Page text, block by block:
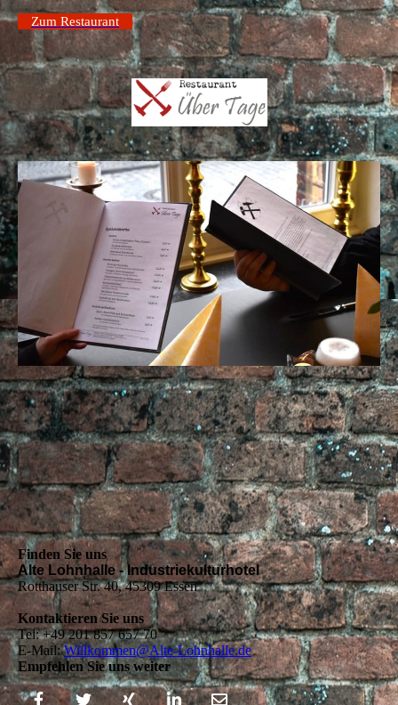
Zum Restaurant
Finden Sie uns
Alte Lohnhalle - Industriekulturhotel
Rotthauser Str. 40, 45309 Essen
Kontaktieren Sie uns
Tel: +49 201 857 657 70
E-Mail:Willkommen@Alte-Lohnhalle.de
Empfehlen Sie uns weiter